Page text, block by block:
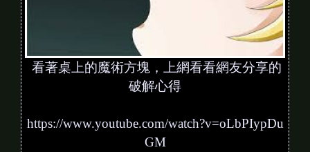
看著桌上的魔術方塊，上網看看網友分享的
破解心得
https://www.youtube.com/watch?v=oLbPIypDu
GM